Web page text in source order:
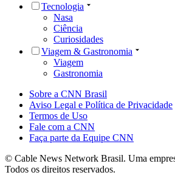
Tecnologia
Nasa
Ciência
Curiosidades
Viagem & Gastronomia
Viagem
Gastronomia
Sobre a CNN Brasil
Aviso Legal e Política de Privacidade
Termos de Uso
Fale com a CNN
Faça parte da Equipe CNN
© Cable News Network Brasil. Uma
Todos os direitos reservados.